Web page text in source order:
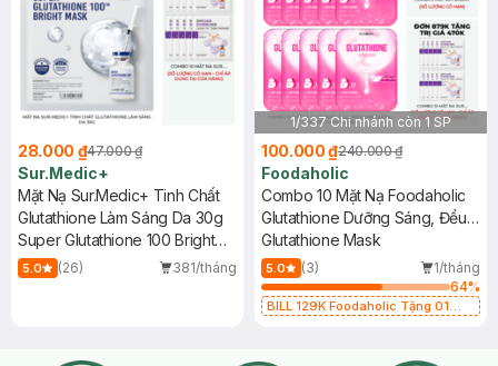
28.000 ₫47.000 ₫
Sur.Medic+
Mặt Nạ Sur.Medic+ Tinh Chất
Glutathione Làm Sáng Da 30g
Super Glutathione 100 Bright
Mask
5.0 (26) 381/tháng
1/337 Chi nhánh còn 1 SP
100.000 ₫240.000 ₫
Foodaholic
Combo 10 Mặt Nạ Foodaholic
Glutathione Dưỡng Sáng, Đều
Màu Da 23ml
Glutathione Mask
5.0 (3)
1/tháng
64%
BILL 129K Foodaholic Tặng 01